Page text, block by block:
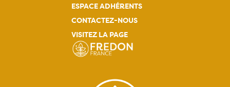
ESPACE ADHÉRENTS
CONTACTEZ-NOUS
VISITEZ LA PAGE